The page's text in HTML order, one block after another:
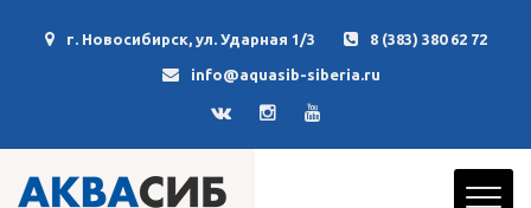
г. Новосибирск, ул. Ударная 1/3 8 (383) 380 62 72
info@aquasib-siberia.ru